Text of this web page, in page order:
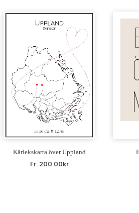
Kärlekskarta över Uppland
Fr. 200.00kr